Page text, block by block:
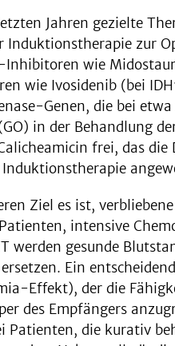
Jahren gezielte
Induktionstherapie zur
wie
wie Ivosidenib (bei
Genen, die bei
in der Behandlung
frei, das die
Ziel es ist,
intensive
gesunde
Ein
Effekt), der die
des Empfängers
die kurativ